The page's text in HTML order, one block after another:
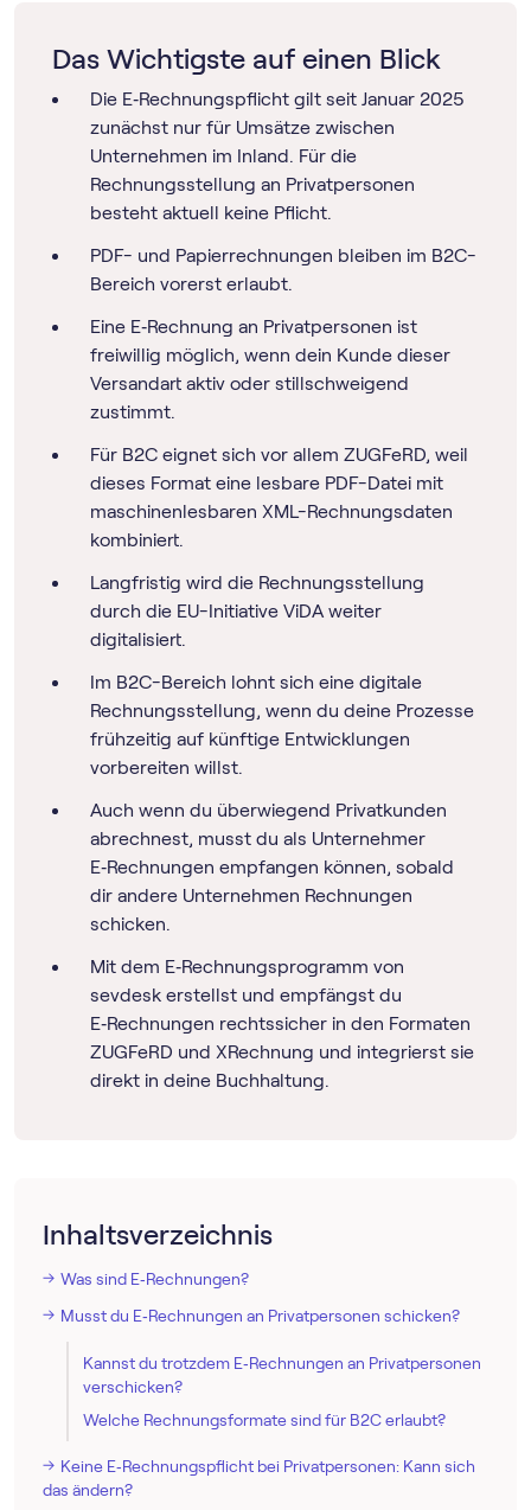
Das Wichtigste auf einen Blick
Die E‑Rechnungspflicht gilt seit Januar 2025
zunächst nur für Umsätze zwischen
Unternehmen im Inland. Für die
Rechnungsstellung an Privatpersonen
besteht aktuell keine Pflicht.
PDF- und Papierrechnungen bleiben im B2C-
Bereich vorerst erlaubt.
Eine E‑Rechnung an Privatpersonen ist
freiwillig möglich, wenn dein Kunde dieser
Versandart aktiv oder stillschweigend
zustimmt.
Für B2C eignet sich vor allem ZUGFeRD, weil
dieses Format eine lesbare PDF-Datei mit
maschinenlesbaren XML-Rechnungsdaten
kombiniert.
Langfristig wird die Rechnungsstellung
durch die EU-Initiative ViDA weiter
digitalisiert.
Im B2C-Bereich lohnt sich eine digitale
Rechnungsstellung, wenn du deine Prozesse
frühzeitig auf künftige Entwicklungen
vorbereiten willst.
Auch wenn du überwiegend Privatkunden
abrechnest, musst du als Unternehmer
E‑Rechnungen empfangen können, sobald
dir andere Unternehmen Rechnungen
schicken.
Mit dem E‑Rechnungs­programm von
sevdesk erstellst und empfängst du
E‑Rechnungen rechtssicher in den Formaten
ZUGFeRD und XRechnung und integrierst sie
direkt in deine Buchhaltung.
Inhaltsverzeichnis
Was sind E‑Rechnungen?
Musst du E‑Rechnungen an Privatpersonen schicken?
Kannst du trotzdem E‑Rechnungen an Privatpersonen
verschicken?
Welche Rechnungsformate sind für B2C erlaubt?
Keine E‑Rechnungspflicht bei Privatpersonen: Kann sich
das ändern?